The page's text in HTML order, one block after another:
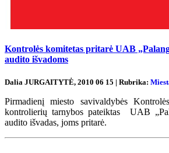
Kontrolės komitetas pritarė UAB
audito išvadoms
Dalia JURGAITYTĖ, 2010 06 15 | Rubrika:
Pirmadienį miesto savivaldybės
kontrolierių tarnybos pateiktas UAB
audito išvadas, joms pritarė.